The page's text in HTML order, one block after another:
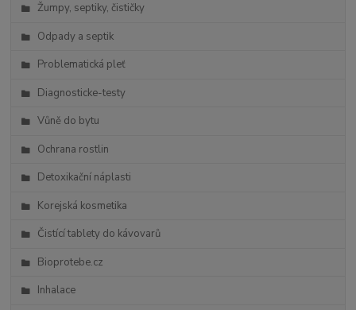
Žumpy, septiky, čističky
Odpady a septik
Problematická pleť
Diagnosticke-testy
Vůně do bytu
Ochrana rostlin
Detoxikační náplasti
Korejská kosmetika
Čistící tablety do kávovarů
Bioprotebe.cz
Inhalace